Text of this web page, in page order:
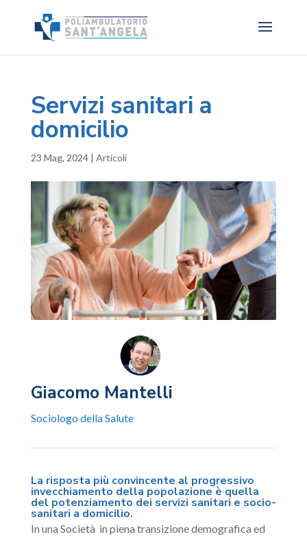
Servizi sanitari a
domicilio
23 Mag, 2024| Articoli
Giacomo Mantelli
Sociologo della Salute
La risposta più convincente al progressivo
invecchiamento della popolazione è quella
del potenziamento dei servizi sanitari e socio-
sanitari a domicilio.
In una Società in piena transizione demografica ed